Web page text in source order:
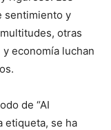
sentimiento y
otras
economía luchan
de “AI
etiqueta, se ha